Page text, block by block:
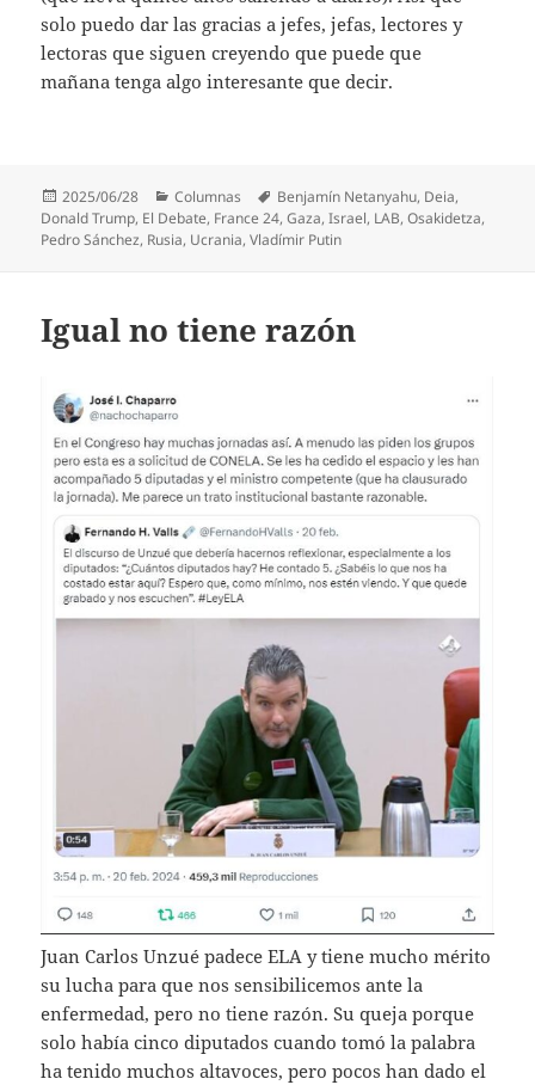
solo puedo dar las gracias a jefes, jefas, lectores y
lectoras que siguen creyendo que puede que
mañana tenga algo interesante que decir.
Publicado
el
2025/06/28 Categorías
Columnas Etiquetas
Benjamín Netanyahu, Deia,
Donald Trump, El Debate, France 24,Gaza,Israel, LAB,Osakidetza,
Pedro Sánchez, Rusia, Ucrania,Vladímir Putin
Igual no tiene razón
Juan Carlos Unzué padece ELA y tiene mucho mérito
su lucha para que nos sensibilicemos ante la
enfermedad, pero no tiene razón. Su queja porque
solo había cinco diputados cuando tomó la palabra
ha tenido muchos altavoces, pero pocos han dado el